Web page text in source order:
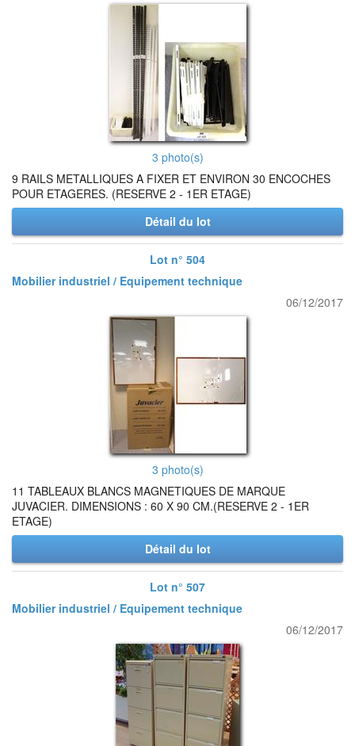
3 photo(s)
9 RAILS METALLIQUES A FIXER ET ENVIRON 30 ENCOCHES
POUR ETAGERES. (RESERVE 2 - 1ER ETAGE)
Détail du lot
Lot n° 504
Mobilier industriel / Equipement technique
06/12/2017
3 photo(s)
11 TABLEAUX BLANCS MAGNETIQUES DE MARQUE
JUVACIER. DIMENSIONS : 60 X 90 CM.(RESERVE 2 - 1ER
ETAGE)
Détail du lot
Lot n° 507
Mobilier industriel / Equipement technique
06/12/2017